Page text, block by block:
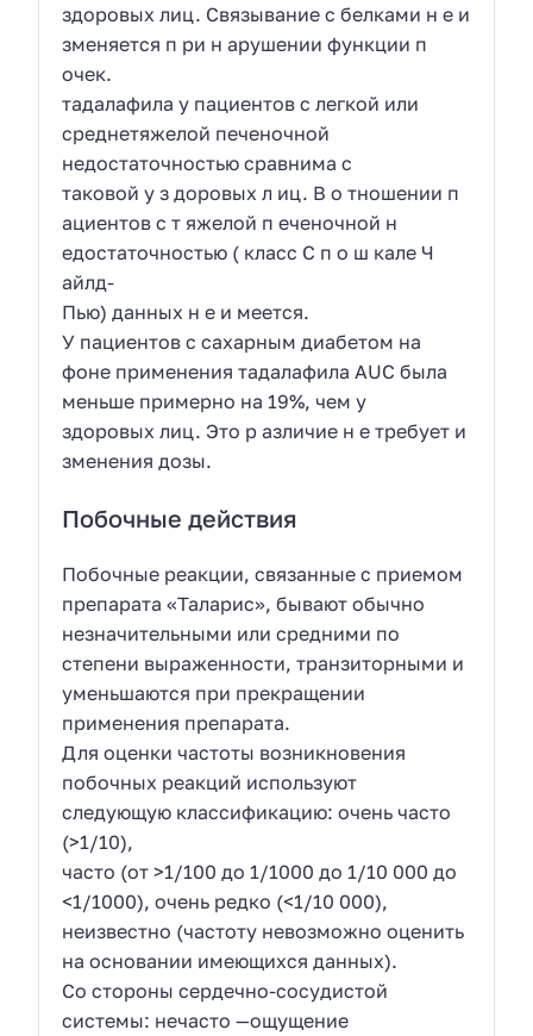
здоровых лиц. Связывание с белками н е и
зменяется п ри н арушении функции п
очек.
тадалафила у пациентов с легкой или
среднетяжелой печеночной
недостаточностью сравнима с
таковой у з доровых л иц. В о тношении п
ациентов с т яжелой п еченочной н
едостаточностью ( класс C п о ш кале Ч
айлд-
Пью) данных н е и меется.
У пациентов с сахарным диабетом на
фоне применения тадалафила AUC была
меньше примерно на 19%, чем у
здоровых лиц. Это р азличие н е требует и
зменения дозы.
Побочные действия
Побочные реакции, связанные с приемом
препарата «Таларис», бывают обычно
незначительными или средними по
степени выраженности, транзиторными и
уменьшаются при прекращении
применения препарата.
Для оценки частоты возникновения
побочных реакций используют
следующую классификацию: очень часто
(>1/10),
часто (от >1/100 до 1/1000 до 1/10 000 до
<1/1000), очень редко (<1/10 000),
неизвестно (частоту невозможно оценить
на основании имеющихся данных).
Со стороны сердечно-сосудистой
системы: нечасто —ощущение